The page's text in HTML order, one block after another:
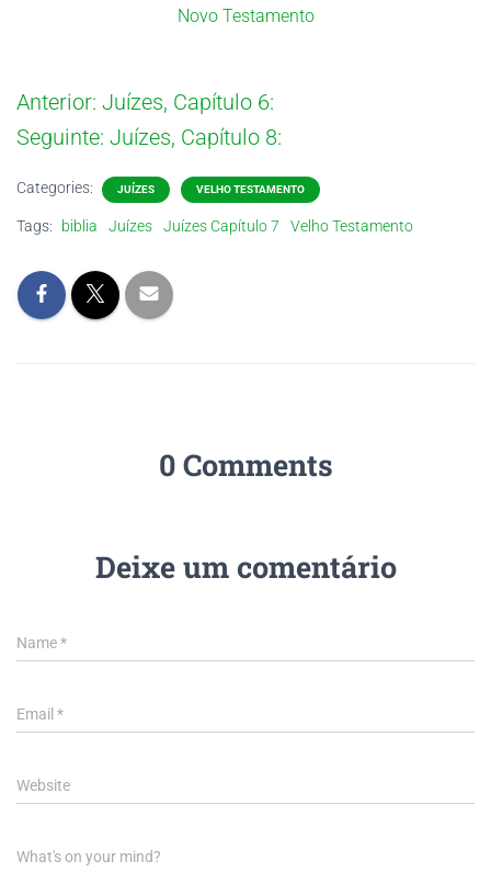
Novo Testamento
Anterior: Juízes, Capítulo 6:
Seguinte: Juízes, Capítulo 8:
Categories: JUÍZES VELHO TESTAMENTO
Tags: biblia Juízes Juízes Capítulo 7 Velho Testamento
0 Comments
Deixe um comentário
Name*
Email *
Website
What's on your mind?